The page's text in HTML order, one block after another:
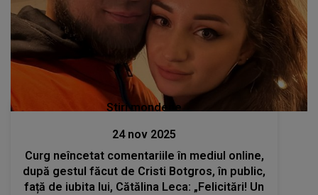
Stiri mondene
24 nov 2025
Curg neîncetat comentariile în mediul online,
după gestul făcut de Cristi Botgros, în public,
față de iubita lui, Cătălina Leca: „Felicitări! Un